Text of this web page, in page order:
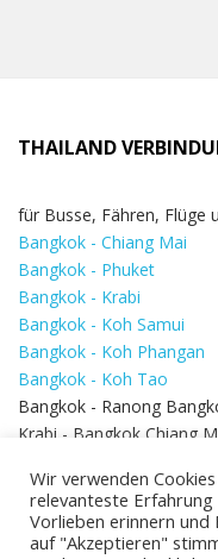
THAILAND
für Busse, Fähren, Flüge
Bangkok - Chiang Mai
Bangkok - Phuket
Bangkok - Krabi
Bangkok - Koh Samui
Bangkok - Koh Phangan
Bangkok - Koh Tao
Bangkok - Ranong
Krabi - Bangkok Chiang
Bangkok - Hua Hin
Wir verwenden
relevanteste
Vorlieben erinnern und
auf "Akzeptieren"